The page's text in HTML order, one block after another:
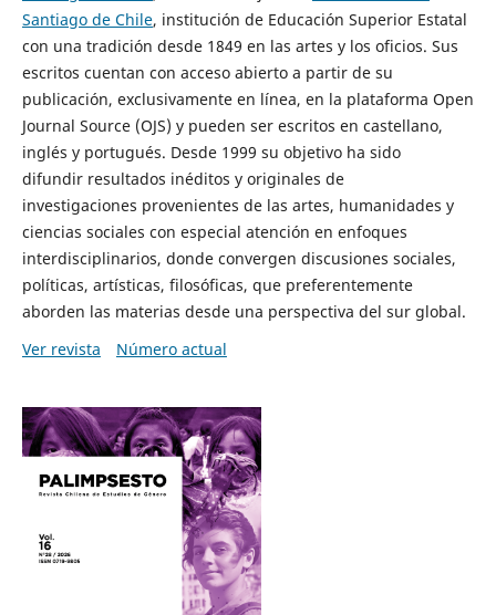
Santiago de Chile, institución de Educación Superior Estatal
con una tradición desde 1849 en las artes y los oficios. Sus
escritos cuentan con acceso abierto a partir de su
publicación, exclusivamente en línea, en la plataforma Open
Journal Source (OJS) y pueden ser escritos en castellano,
inglés y portugués. Desde 1999 su objetivo ha sido
difundir resultados inéditos y originales de
investigaciones provenientes de las artes, humanidades y
ciencias sociales con especial atención en enfoques
interdisciplinarios, donde convergen discusiones sociales,
políticas, artísticas, filosóficas, que preferentemente
aborden las materias desde una perspectiva del sur global.
Ver revista
Número actual